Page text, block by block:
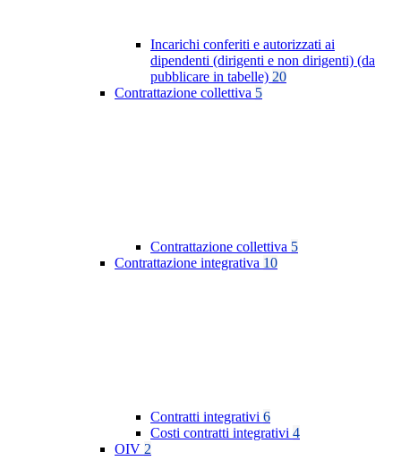
Incarichi conferiti e autorizzati ai
dipendenti (dirigenti e non dirigenti) (da
pubblicare in tabelle) 20
Contrattazione collettiva 5
Contrattazione collettiva 5
Contrattazione integrativa 10
Contratti integrativi 6
Costi contratti integrativi 4
OIV 2